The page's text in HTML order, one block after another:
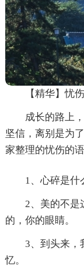
【精华】忧
成长的路上
坚信，离别是为
家整理的忧伤的
1、心碎是什
2、美的不是
的，你的眼睛。
3、到头来，
忆。